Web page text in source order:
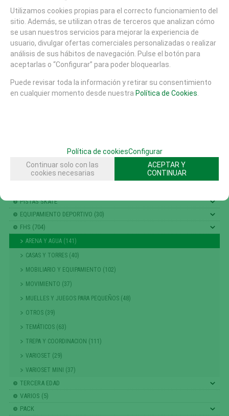
FAMILIAS RELACIONADAS
AREAS DE JUEGO
JUGAR CON AGUA
JUEGOS ACCESIBLES INTEGRADORES
JUEGO AGUA Y ARENA ACCESIBLES E INTEGRADORES FHS
MATERIALES
MOBILIARIO URBANO (26)
PISTAS SKATE
EQUIPAMIENTO DEPORTIVO (30)
FHS (704)
ARENA Y AGUA (141)
CASAS Y TORRES (40)
MOBILIARIO Y EQUIPAMIENTO (102)
MOVIMIENTO (37)
MUELLES Y JUEGOS PARA PEQUEÑOS (48)
OTROS (39)
TEMÁTICOS (63)
TREPA Y COORDINACION (111)
VARIOSET (29)
VARIOSET MINI (37)
TERCERA EDAD
VARIOS (5)
PACK
Utilizamos cookies propias para el correcto funcionamiento del
sitio. Además, se utilizan otras de terceros que analizan cómo
se usan nuestros servicios para mejorar la experiencia de
usuario, divulgar ofertas comerciales personalizadas o realizar
análisis de sus hábitos de navegación. Pulse el botón para
aceptarlas o “Configurar” para poder bloquearlas.
Puede revisar toda la información y retirar su consentimiento
en cualquier momento desde nuestra Política de Cookies
Política de cookiesConfigurar
Continuar solo con las
cookies necesarias
ACEPTAR Y
CONTINUAR